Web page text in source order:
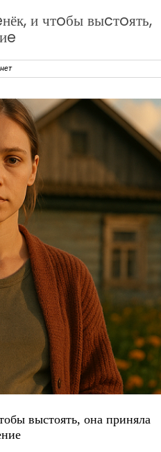
и чтoбы выcтoять,
выcтoять, oнa пpинялa